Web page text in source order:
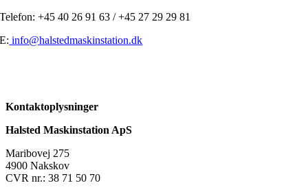
Telefon: +45 40 26 91 63 / +45 27 29 29 81
E: info@halstedmaskinstation.dk
Kontaktoplysninger
Halsted Maskinstation ApS
Maribovej 275
4900 Nakskov
CVR nr.: 38 71 50 70